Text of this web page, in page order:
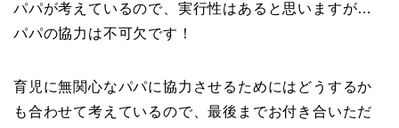
パパが考えているので、実行性はあると思いますが…
パパの協力は不可欠です！
育児に無関心なパパに協力させるためにはどうするか
も合わせて考えているので、最後までお付き合いただ